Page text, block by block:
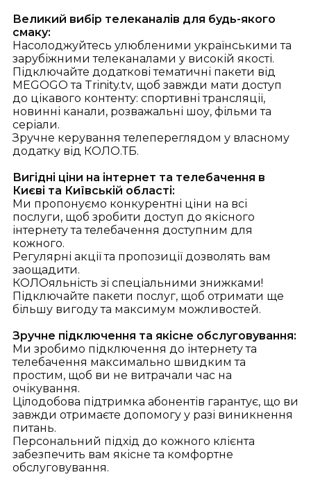
Великий вибір телеканалів для будь-якого
смаку:
Насолоджуйтесь улюбленими українськими та
зарубіжними телеканалами у високій якості.
Підключайте додаткові тематичні пакети від
MEGOGO та Trinity.tv, щоб завжди мати доступ
до цікавого контенту: спортивні трансляції,
новинні канали, розважальні шоу, фільми та
серіали.
Зручне керування телепереглядом у власному
додатку від КОЛО.ТБ.
Вигідні ціни на інтернет та телебачення в
Києві та Київській області:
Ми пропонуємо конкурентні ціни на всі
послуги, щоб зробити доступ до якісного
інтернету та телебачення доступним для
кожного.
Регулярні акції та пропозиції дозволять вам
заощадити.
КОЛОяльність зі спеціальними знижками!
Підключайте пакети послуг, щоб отримати ще
більшу вигоду та максимум можливостей.
Зручне підключення та якісне обслуговування:
Ми зробимо підключення до інтернету та
телебачення максимально швидким та
простим, щоб ви не витрачали час на
очікування.
Цілодобова підтримка абонентів гарантує, що ви
завжди отримаєте допомогу у разі виникнення
питань.
Персональний підхід до кожного клієнта
забезпечить вам якісне та комфортне
обслуговування.